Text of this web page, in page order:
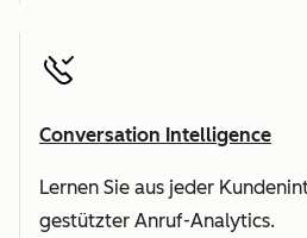
Conversation Intelligence
Lernen Sie aus jeder
gestützter Anruf-Analytics.